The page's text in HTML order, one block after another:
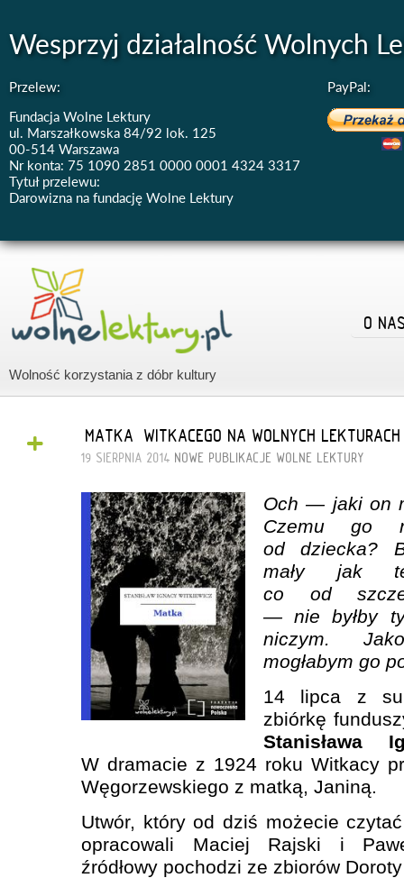
Wesprzyj działalność Wolnych
Przelew:
Fundacja Wolne Lektury
ul. Marszałkowska 84/92 lok. 125
00-514 Warszawa
Nr konta: 75 1090 2851 0000 0001 4324 3317
Tytuł przelewu:
Darowizna na fundację Wolne Lektury
PayPal:
Wolność korzystania z dóbr kultury
O
+ „MATKA” WITKACEGO NA WOLNYCH LEKTURACH
19 SIERPNIA 2014 NOWE PUBLIKACJE WOLNE LEKTURY
Och — jaki on
Czemu go
od dziecka?
mały jak
co od
— nie byłby
niczym.
mogłabym go
14 lipca z
zbiórkę
Stanisława
W dramacie z 1924 roku Witkacy
Węgorzewskiego z matką, Janiną.
Utwór, który od dziś możecie
opracowali Maciej Rajski i
źródłowy pochodzi ze zbiorów